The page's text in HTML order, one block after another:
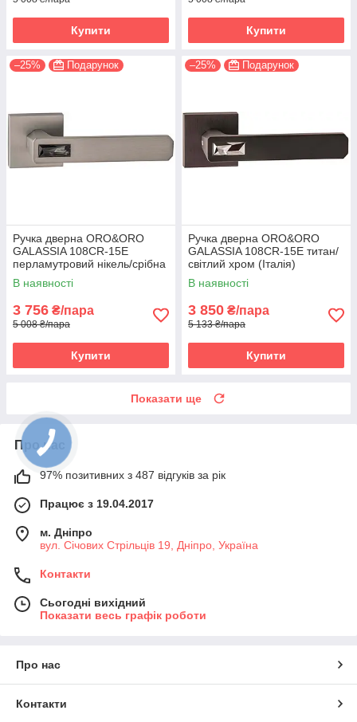
Купити Купити
–25% Подарунок
Ручка дверна ORO&ORO
GALASSIA 108СR-15E
перламутровий нікель/срібна
ніч (Італія)
В наявності
3 756 ₴/пара
5 008 ₴/пара
Купити
–25% Подарунок
Ручка дверна ORO&ORO
GALASSIA 108СR-15E титан/
світлий хром (Італія)
В наявності
3 850 ₴/пара
5 133 ₴/пара
Купити
Показати ще
Про нас
97% позитивних з 487 відгуків за рік
Працює з 19.04.2017
м. Дніпро
вул. Січових Стрільців 19, Дніпро, Україна
Контакти
Сьогодні вихідний
Показати весь графік роботи
Про нас
Контакти